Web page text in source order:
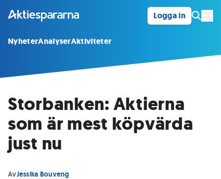
Logga in
NyheterAnalyserAktiviteter
Storbanken: Aktierna
som är mest köpvärda
just nu
AvJessika Bouveng